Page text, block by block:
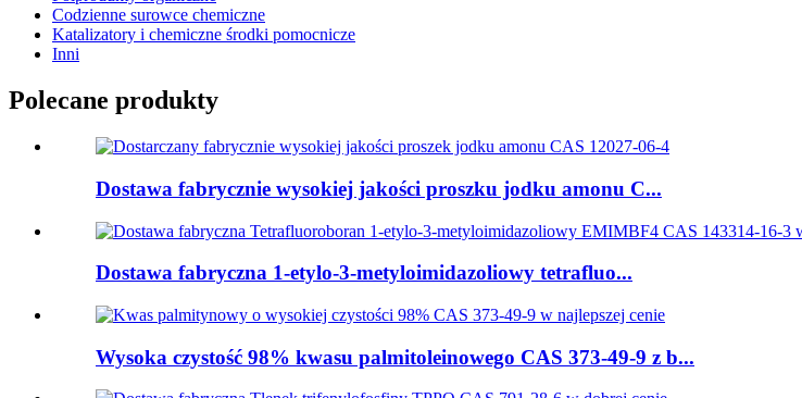
Codzienne surowce chemiczne
Katalizatory i chemiczne środki pomocnicze
Inni
Polecane produkty
Dostawa fabrycznie wysokiej jakości proszku jodku amonu C...
Dostawa fabryczna 1-etylo-3-metyloimidazoliowy tetrafluo...
Wysoka czystość 98% kwasu palmitoleinowego CAS 373-49-9 z b...